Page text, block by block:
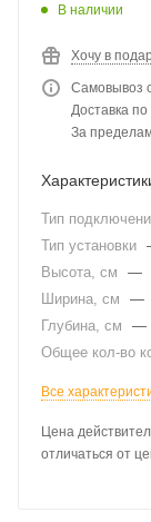
В наличии
Хочу в
Самовывоз
Доставка
За
Тип
Тип установки
Высота, см
—
Ширина, см
—
Глубина, см
—
Общее кол-во
Все
Цена
отличаться от